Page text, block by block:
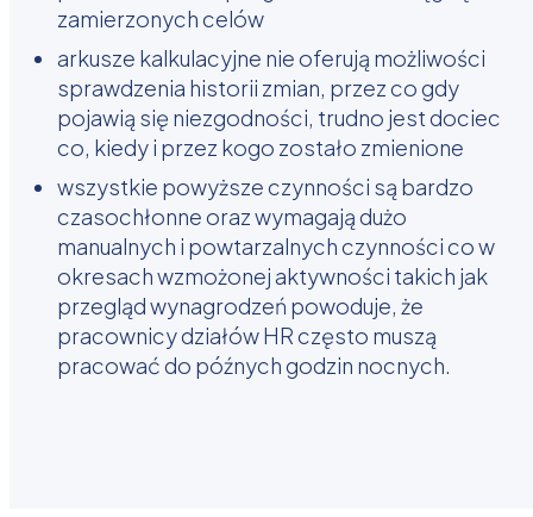
zamierzonych celów
arkusze kalkulacyjne nie oferują możliwości
sprawdzenia historii zmian, przez co gdy
pojawią się niezgodności, trudno jest dociec
co, kiedy i przez kogo zostało zmienione
wszystkie powyższe czynności są bardzo
czasochłonne oraz wymagają dużo
manualnych i powtarzalnych czynności co w
okresach wzmożonej aktywności takich jak
przegląd wynagrodzeń powoduje, że
pracownicy działów HR często muszą
pracować do późnych godzin nocnych.